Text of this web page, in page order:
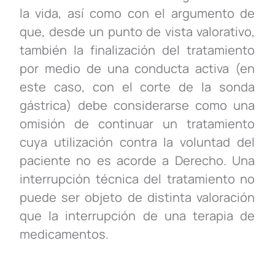
la vida, así como con el argumento de
que, desde un punto de vista valorativo,
también la finalización del tratamiento
por medio de una conducta activa (en
este caso, con el corte de la sonda
gástrica) debe considerarse como una
omisión de continuar un tratamiento
cuya utilización contra la voluntad del
paciente no es acorde a Derecho. Una
interrupción técnica del tratamiento no
puede ser objeto de distinta valoración
que la interrupción de una terapia de
medicamentos.